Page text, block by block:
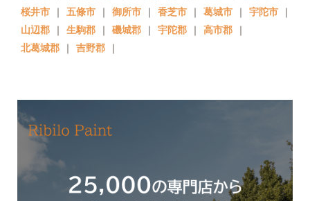
桜井市 ｜ 五條市 ｜ 御所市 ｜ 香芝市 ｜ 葛城市 ｜ 宇陀市 ｜
山辺郡 ｜ 生駒郡 ｜ 磯城郡 ｜ 宇陀郡 ｜ 高市郡 ｜
北葛城郡 ｜ 吉野郡 ｜